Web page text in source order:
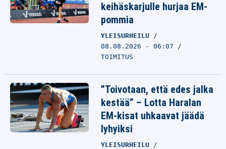
keihäskarjulle hurjaa EM-
pommia
YLEISURHEILU
08.08.2026 - 06:07
TOIMITUS
”Toivotaan, että edes jalka
kestää” – Lotta Haralan
EM-kisat uhkaavat jäädä
lyhyiksi
YLEISURHEILU